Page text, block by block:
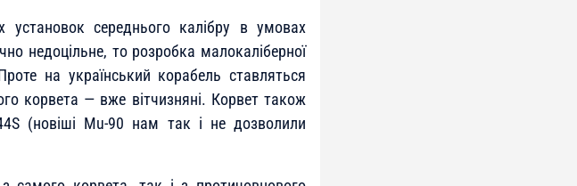
установок середнього калібру в умовах
недоцільне, то розробка малокаліберної
на український корабель ставляться
корвета — вже вітчизняні. Корвет також
(новіші Mu-90 нам так і не дозволили